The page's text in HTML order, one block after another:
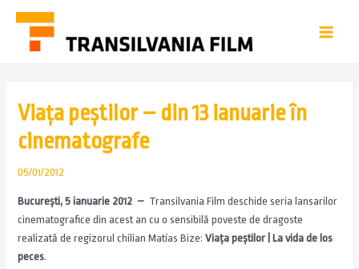
Viaţa peştilor – din 13 ianuarie în
cinematografe
05/01/2012
Bucureşti, 5 ianuarie 2012 – Transilvania Film deschide seria lansarilor
cinematografice din acest an cu o sensibilă poveste de dragoste
realizată de regizorul chilian Matías Bize:Viaţa peştilor | La vida de los
peces.